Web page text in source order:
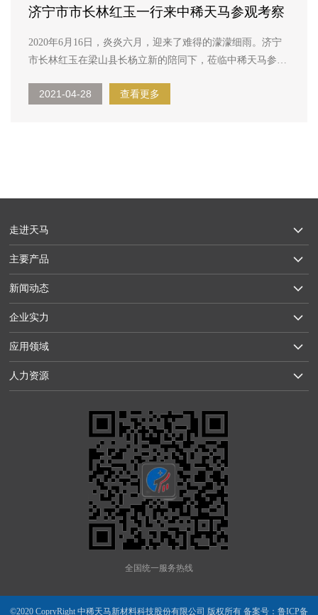
济宁市市长林红玉一行来中稀天马参观考察
2020年6月16日，炎炎六月，迎来了难得的濛濛细雨。济宁
市长林红玉在梁山县长杨立新的陪同下，莅临中稀天马参观
领导团深入生产一线，董事长林平就当前公司生产及发展情
2021-04-28 查看更多
走进天马
主要产品
新闻动态
企业实力
应用领域
人力资源
全国统一服务热线
©2020 CopryRight 中稀天马新材料科技股份有限公司 版权所有 备案号： 鲁ICP备